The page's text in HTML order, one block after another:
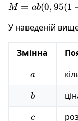
M = a
(0,95
M = ab(0,95(1
У наведеній
Змінна
a
a
b
b
c
c